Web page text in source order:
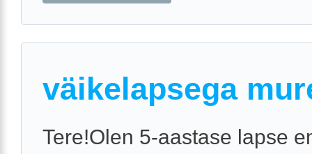
väikelapsega
Tere!Olen 5-aastase lapse